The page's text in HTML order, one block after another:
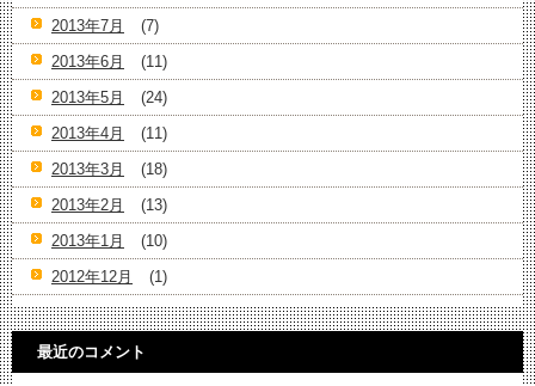
2013年7月
(7)
2013年6月
(11)
2013年5月
(24)
2013年4月
(11)
2013年3月
(18)
2013年2月
(13)
2013年1月
(10)
2012年12月
(1)
最近のコメント